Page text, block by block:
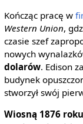
Kończąc pracę w
Western Union,
czasie szef
nowych
dolarów. Edison
budynek
stworzył swój
Wiosną 1876 roku